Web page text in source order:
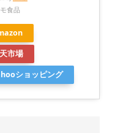
食品
市場
ショッピング